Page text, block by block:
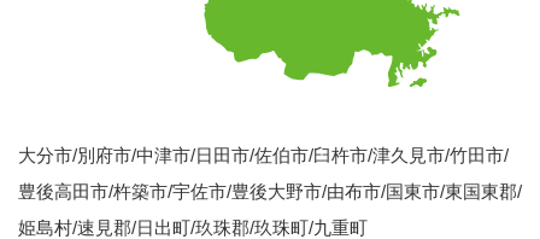
大分市/別府市/中津市/日田市/佐伯市/臼杵市/津久見市/竹田市/
豊後高田市/杵築市/宇佐市/豊後大野市/由布市/国東市/東国東郡/
姫島村/速見郡/日出町/玖珠郡/玖珠町/九重町